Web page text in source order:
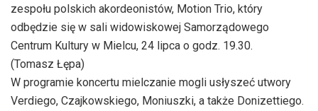
zespołu polskich akordeonistów, Motion Trio, który
odbędzie się w sali widowiskowej Samorządowego
Centrum Kultury w Mielcu, 24 lipca o godz. 19.30.
(Tomasz Łępa)
W programie koncertu mielczanie mogli usłyszeć utwory
Verdiego, Czajkowskiego, Moniuszki, a także Donizettiego.